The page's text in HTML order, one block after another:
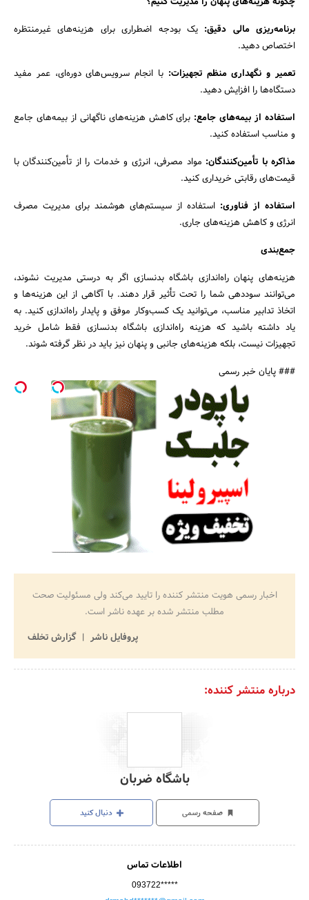
برنامه‌ریزی مالی دقیق:یک بودجه اضطراری برای هزینه‌های غیرمنتظره
اختصاص دهید.
تعمیر و نگهداری منظم تجهیزات: با انجام سرویس‌های دوره‌ای، عمر مفید
دستگاه‌ها را افزایش دهید.
استفاده از بیمه‌های جامع: برای کاهش هزینه‌های ناگهانی از بیمه‌های جامع
و مناسب استفاده کنید.
مذاکره با تأمین‌کنندگان: مواد مصرفی، انرژی و خدمات را از تأمین‌کنندگان با
قیمت‌های رقابتی خریداری کنید.
استفاده از فناوری: استفاده از سیستم‌های هوشمند برای مدیریت مصرف
انرژی و کاهش هزینه‌های جاری.
جمع‌بندی
هزینه‌های پنهان راه‌اندازی باشگاه بدنسازی اگر به درستی مدیریت نشوند،
می‌توانند سوددهی شما را تحت تأثیر قرار دهند. با آگاهی از این هزینه‌ها و
اتخاذ تدابیر مناسب، می‌توانید یک کسب‌وکار موفق و پایدار راه‌اندازی کنید. به
یاد داشته باشید که هزینه راه‌اندازی باشگاه بدنسازی فقط شامل خرید
تجهیزات نیست، بلکه هزینه‌های جانبی و پنهان نیز باید در نظر گرفته شوند.
### پایان خبر رسمی
اخبار رسمی هویت منتشر کننده را تایید می‌کند ولی مسئولیت صحت
مطلب منتشر شده بر عهده ناشر است.
پروفایل ناشر
گزارش تخلف
درباره منتشر کننده:
باشگاه ضربان
صفحه رسمی دنبال کنید
اطلاعات تماس
093722*****